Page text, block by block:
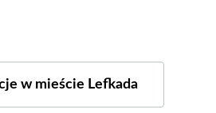
w mieście Lefkada